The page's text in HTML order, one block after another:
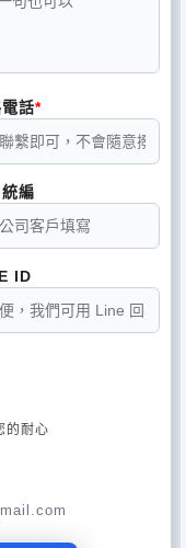
話
編
ID
的耐心